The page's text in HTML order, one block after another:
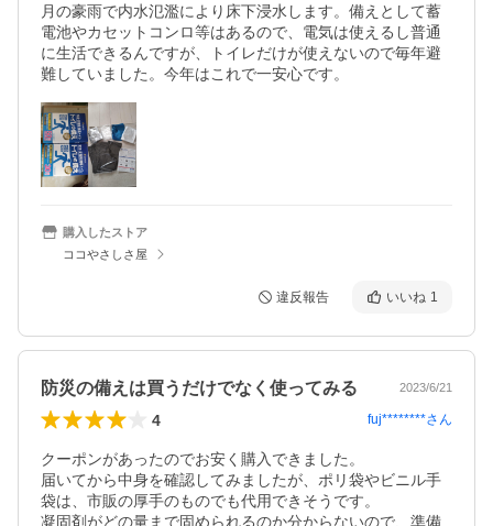
月の豪雨で内水氾濫により床下浸水します。備えとして蓄
電池やカセットコンロ等はあるので、電気は使えるし普通
に生活できるんですが、トイレだけが使えないので毎年避
難していました。今年はこれで一安心です。
購入したストア
ココやさしさ屋
違反報告 いいね 1
防災の備えは買うだけでなく使ってみる 2023/6/21
4 fuj********さん
クーポンがあったのでお安く購入できました。
届いてから中身を確認してみましたが、ポリ袋やビニル手
袋は、市販の厚手のものでも代用できそうです。
凝固剤がどの量まで固められるのか分からないので、準備